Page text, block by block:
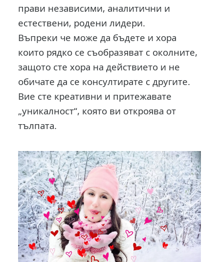
прави независими, аналитични и
естествени, родени лидери.
Въпреки че може да бъдете и хора
които рядко се съобразяват с околните,
защото сте хора на действието и не
обичате да се консултирате с другите.
Вие сте креативни и притежавате
„уникалност“, която ви откроява от
тълпата.